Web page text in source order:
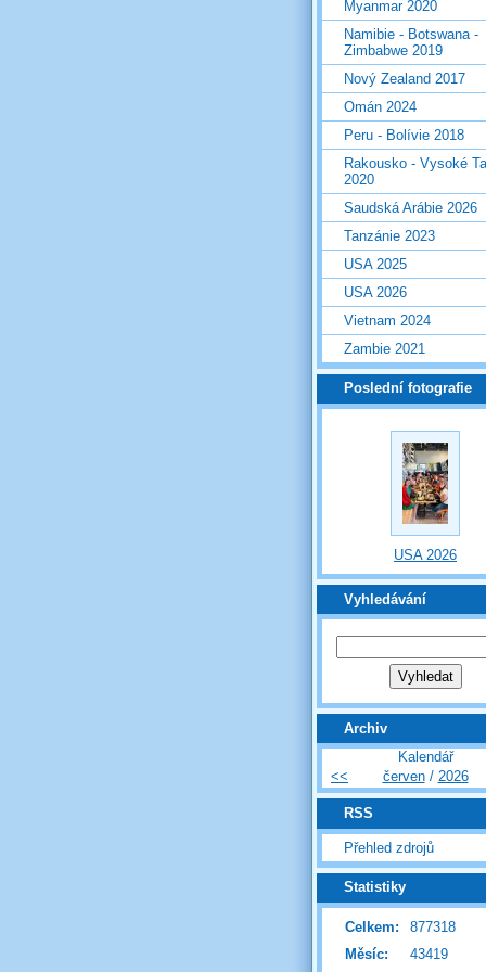
Myanmar 2020
Namibie - Botswana -
Zimbabwe 2019
Nový Zealand 2017
Omán 2024
Peru - Bolívie 2018
Rakousko - Vysoké
2020
Saudská Arábie 2026
Tanzánie 2023
USA 2025
USA 2026
Vietnam 2024
Zambie 2021
Poslední fotografie
USA 2026
Vyhledávání
Archiv
Kalendář
<<
červen/ 2026
RSS
Přehled zdrojů
Statistiky
Celkem:
877318
Měsíc:
43419